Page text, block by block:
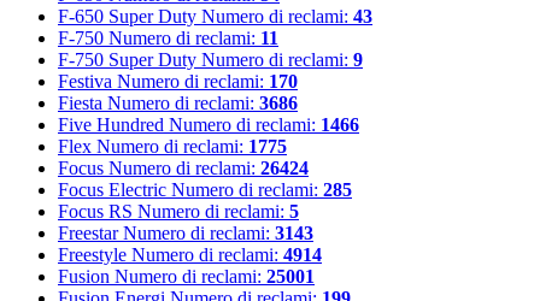
F-650 Super Duty Numero di reclami: 43
F-750 Numero di reclami: 11
F-750 Super Duty Numero di reclami: 9
Festiva Numero di reclami: 170
Fiesta Numero di reclami: 3686
Five Hundred Numero di reclami: 1466
Flex Numero di reclami: 1775
Focus Numero di reclami: 26424
Focus Electric Numero di reclami: 285
Focus RS Numero di reclami: 5
Freestar Numero di reclami: 3143
Freestyle Numero di reclami: 4914
Fusion Numero di reclami: 25001